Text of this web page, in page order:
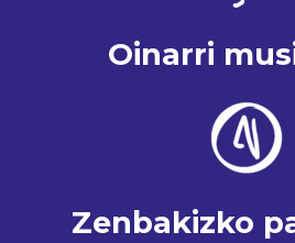
Oinarri
Zenbakizko